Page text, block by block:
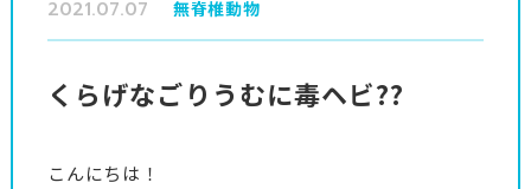
2021.07.07 無脊椎動物
くらげなごりうむに毒ヘビ??
こんにちは！